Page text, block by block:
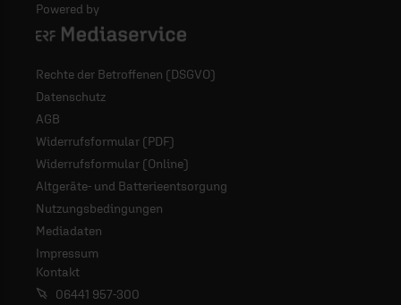
Powered by
Logo - ERF Mediaservice
Rechte der Betroffenen (DSGVO)
Datenschutz
AGB
Widerrufsformular (PDF)
Widerrufsformular (Online)
Altgeräte- und Batterieentsorgung
Nutzungsbedingungen
Mediadaten
Impressum
Kontakt
06441 957-300